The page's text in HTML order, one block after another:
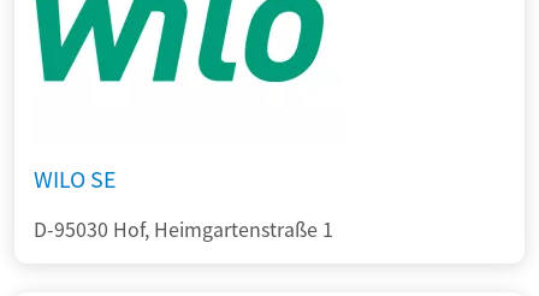
WILO SE
D-95030 Hof, Heimgartenstraße 1